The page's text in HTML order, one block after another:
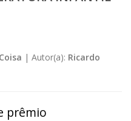
| Autor(a): Ricardo
prêmio